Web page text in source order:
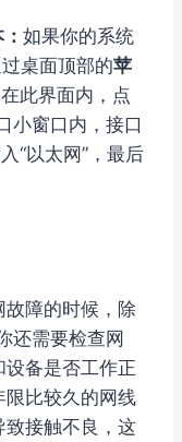
如果你的系统
桌面顶部的苹
此界面内，点
小窗口内，接口
“以太网”，最后
故障的时候，除
还需要检查网
备是否工作正
限比较久的网线
致接触不良，这